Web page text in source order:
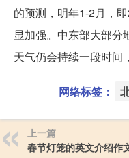
的预测，明年1-2月，
显加强。中东部大部分
天气仍会持续一段时间
网络标签：
上一篇
春节灯笼的英文介绍作